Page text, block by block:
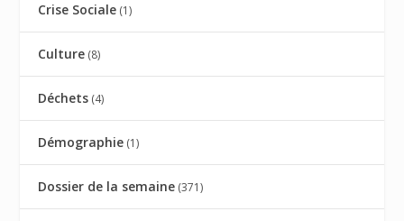
Crise Sociale (1)
Culture (8)
Déchets (4)
Démographie (1)
Dossier de la semaine (371)